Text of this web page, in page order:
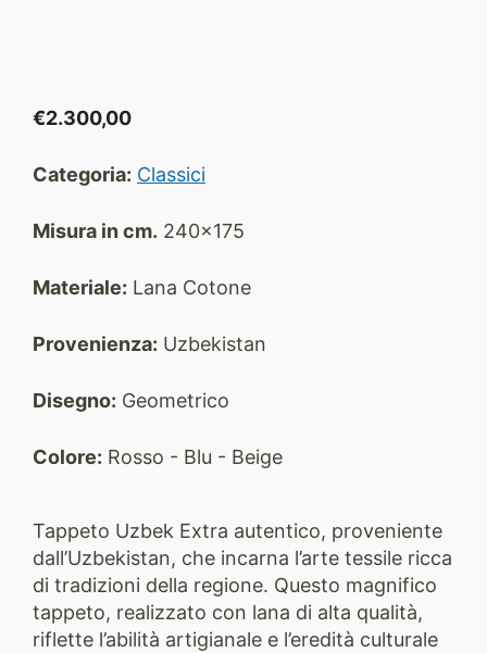
€2.300,00
Categoria: Classici
Misura in cm. 240x175
Materiale: Lana Cotone
Provenienza: Uzbekistan
Disegno: Geometrico
Colore: Rosso - Blu - Beige
Tappeto Uzbek Extra autentico, proveniente
dall’Uzbekistan, che incarna l’arte tessile ricca
di tradizioni della regione. Questo magnifico
tappeto, realizzato con lana di alta qualità,
riflette l’abilità artigianale e l’eredità culturale